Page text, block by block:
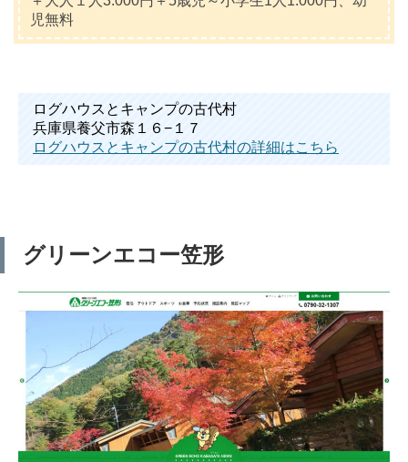
児無料
ログハウスとキャンプの古代村
兵庫県養父市森１６−１７
ログハウスとキャンプの古代村の詳細はこちら
グリーンエコー笠形